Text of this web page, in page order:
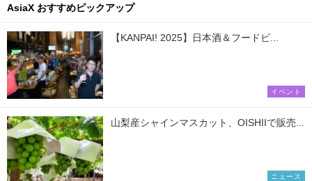
AsiaX おすすめピックアップ
【KANPAI! 2025】日本酒＆フードビ...
イベント
山梨産シャインマスカット、OISHIIで販売...
ニュース